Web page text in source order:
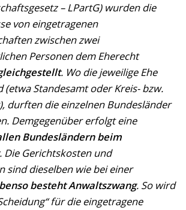
– LPartG) wurden die
von eingetragenen
zwischen zwei
Personen dem Eherecht
. Wo die jeweilige Ehe
(etwa Standesamt oder Kreis- bzw.
durften die einzelnen Bundesländer
Demgegenüber erfolgt eine
Bundesländern beim
. Die Gerichtskosten und
sind dieselben wie bei einer
besteht Anwaltszwang. So wird
für die eingetragene